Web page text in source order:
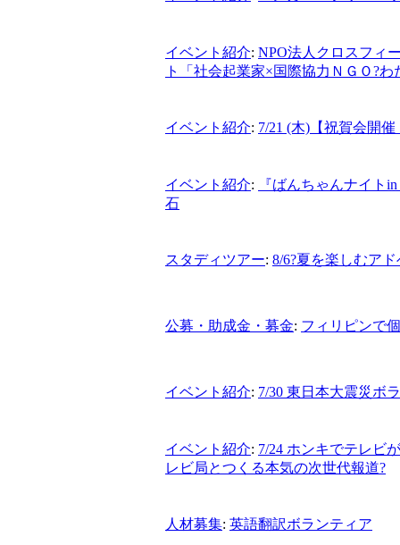
イベント紹介: NPO法人クロスフィ
ト「社会起業家×国際協力ＮＧＯ?
イベント紹介: 7/21 (木)【祝賀会開
イベント紹介:
『ばんちゃんナイト
石
スタディツアー: 8/6?夏を楽しむア
公募・助成金・募金: フィリピンで
イベント紹介: 7/30 東日本大震災ボ
イベント紹介: 7/24 ホンキでテレビ
レビ局とつくる本気の次世代報道?
人材募集: 英語翻訳ボランティア